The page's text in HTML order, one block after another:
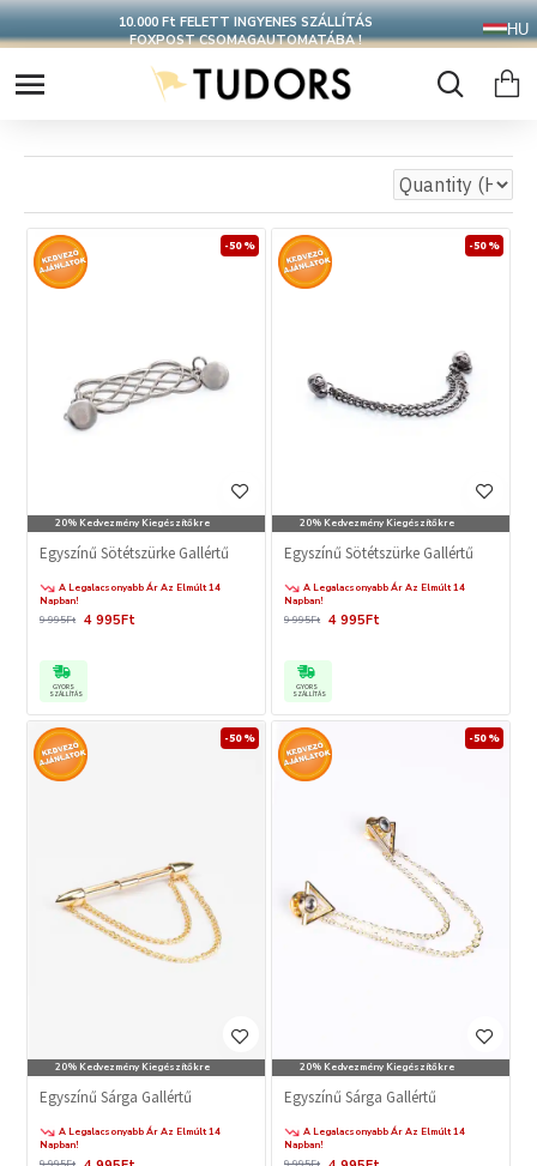
10.000 Ft FELETT INGYENES SZÁLLÍTÁS
FOXPOST CSOMAGAUTOMATÁBA !
HU
20% Kedvezmény Kiegészítőkre
-50 %
Egyszínű Sötétszürke Gallértű
A Legalacsonyabb Ár Az Elmúlt 14
Napban!
4 995Ft
9 995Ft
GYORS
SZÁLLÍTÁS
20% Kedvezmény Kiegészítőkre
-50 %
Egyszínű Sötétszürke Gallértű
A Legalacsonyabb Ár Az Elmúlt 14
Napban!
4 995Ft
9 995Ft
GYORS
SZÁLLÍTÁS
20% Kedvezmény Kiegészítőkre
-50 %
Egyszínű Sárga Gallértű
A Legalacsonyabb Ár Az Elmúlt 14
Napban!
20% Kedvezmény Kiegészítőkre
-50 %
Egyszínű Sárga Gallértű
A Legalacsonyabb Ár Az Elmúlt 14
Napban!